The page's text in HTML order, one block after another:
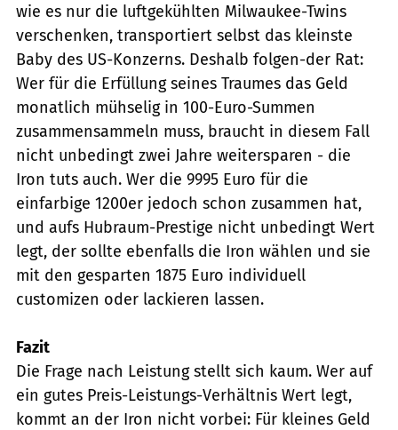
wie es nur die luftgekühlten Milwaukee-Twins
verschenken, transportiert selbst das kleinste
Baby des US-Konzerns. Deshalb folgen-der Rat:
Wer für die Erfüllung seines Traumes das Geld
monatlich mühselig in 100-Euro-Summen
zusammensammeln muss, braucht in diesem Fall
nicht unbedingt zwei Jahre weitersparen - die
Iron tuts auch. Wer die 9995 Euro für die
einfarbige 1200er jedoch schon zusammen hat,
und aufs Hubraum-Prestige nicht unbedingt Wert
legt, der sollte ebenfalls die Iron wählen und sie
mit den gesparten 1875 Euro individuell
customizen oder lackieren lassen.
Fazit
Die Frage nach Leistung stellt sich kaum. Wer auf
ein gutes Preis-Leistungs-Verhältnis Wert legt,
kommt an der Iron nicht vorbei: Für kleines Geld